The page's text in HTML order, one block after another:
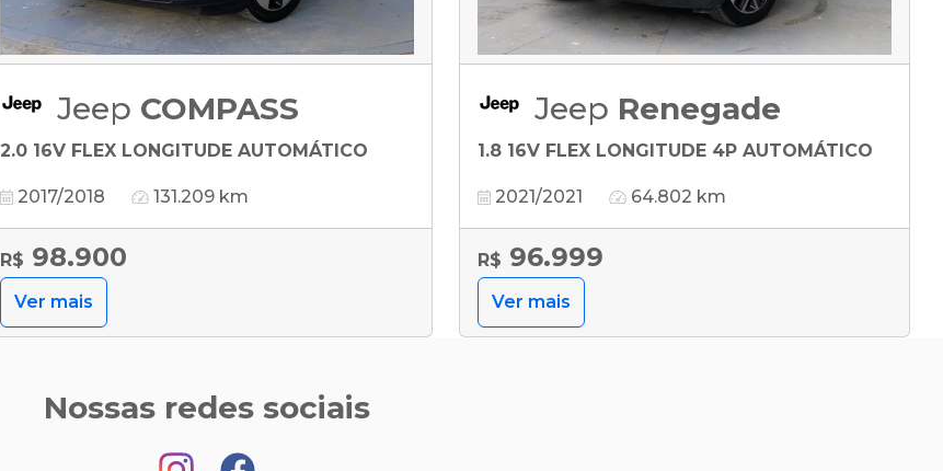
Jeep COMPASS
2.0 16V FLEX LONGITUDE AUTOMÁTICO
2017/2018 131.209 km
R$ 98.900
Ver mais
Jeep Renegade
1.8 16V FLEX LONGITUDE 4P AUTOMÁTICO
2021/2021 64.802 km
R$ 96.999
Ver mais
Nossas redes sociais